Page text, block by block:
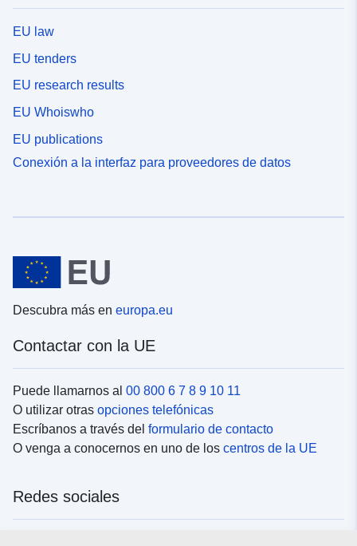
EU law
EU tenders
EU research results
EU Whoiswho
EU publications
Conexión a la interfaz para proveedores de datos
Descubra más en europa.eu
Contactar con la UE
Puede llamarnos al 00 800 6 7 8 9 10 11
O utilizar otras opciones telefónicas
Escríbanos a través del formulario de contacto
O venga a conocernos en uno de los centros de la UE
Redes sociales